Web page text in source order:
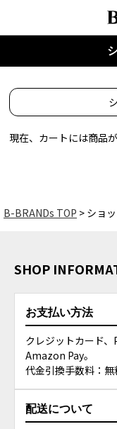
現在、カートには商品
B-BRANDs TOP ショ
SHOP
お支払い方法
クレジットカード、
Amazon Pay。
代金引換手数料：無
配送について